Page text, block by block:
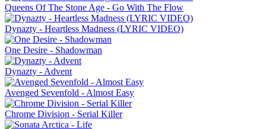
Queens Of The Stone Age - Go With The Flow
Dynazty - Heartless Madness (LYRIC VIDEO)
One Desire - Shadowman
Dynazty - Advent
Avenged Sevenfold - Almost Easy
Chrome Division - Serial Killer